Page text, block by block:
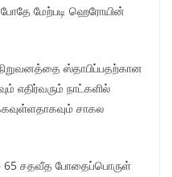
மேற்படி ஹெரோயின்
ஸ்தாபிப்பதற்கான
எதிர்வரும் நாட்களில்
சாகல
65 சதவீத போதைப்பொருள்